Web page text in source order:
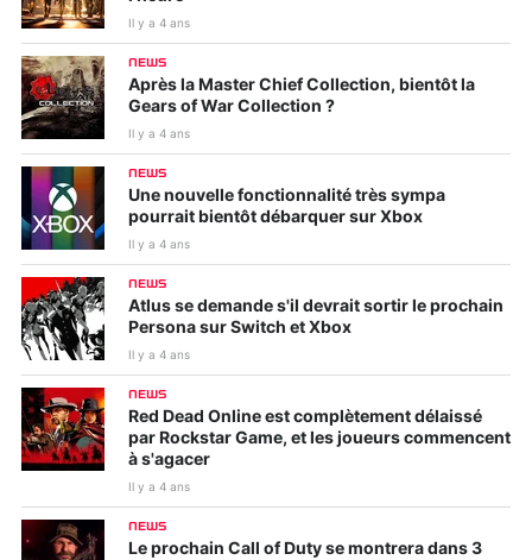
Il y a 4 ans
NEWS
Après la Master Chief Collection, bientôt la
Gears of War Collection ?
Il y a 4 ans
NEWS
Une nouvelle fonctionnalité très sympa
pourrait bientôt débarquer sur Xbox
Il y a 4 ans
NEWS
Atlus se demande s'il devrait sortir le prochain
Persona sur Switch et Xbox
Il y a 4 ans
NEWS
Red Dead Online est complètement délaissé
par Rockstar Game, et les joueurs commencent
à s'agacer
Il y a 4 ans
NEWS
Le prochain Call of Duty se montrera dans 3